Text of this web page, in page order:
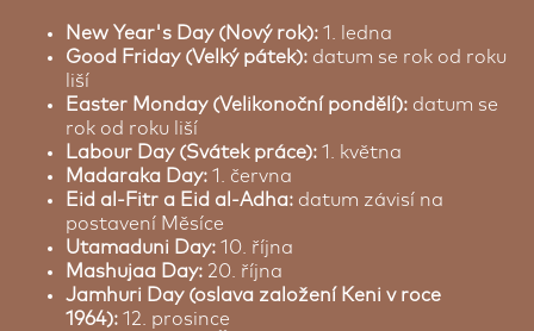
New Year's Day (Nový rok): 1. ledna
Good Friday (Velký pátek): datum se rok od roku
liší
Easter Monday (Velikonoční pondělí): datum se
rok od roku liší
Labour Day (Svátek práce): 1. května
Madaraka Day: 1. června
Eid al-Fitr a Eid al-Adha: datum závisí na
postavení Měsíce
Utamaduni Day: 10. října
Mashujaa Day: 20. října
Jamhuri Day (oslava založení Keni v roce
1964): 12. prosince